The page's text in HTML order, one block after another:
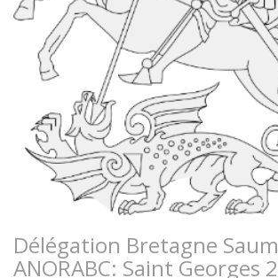
Délégation Bretagne
ANORABC: Saint Georges